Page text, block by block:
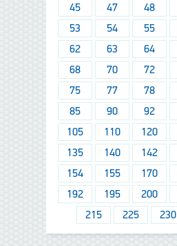
45
47 48
53
54 55
62
63 64
68
70 72
75
77 78
85
90 92
105
110 120
135
140 142
154
155 170
192
195 200
215
225 230